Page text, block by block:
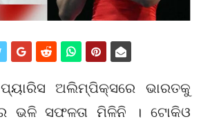
ଅଲିମ୍ପିକ୍ସରେ ଭାରତକୁ
ଭଳି ସଫଳତା ମିଳିନି । ଟୋକିଓ